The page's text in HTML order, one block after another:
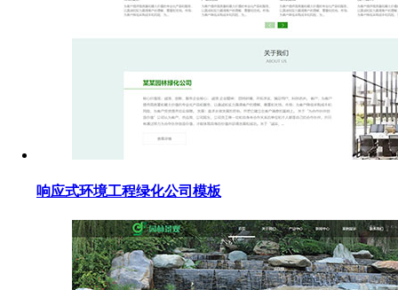
响应式环境工程绿化公司模板